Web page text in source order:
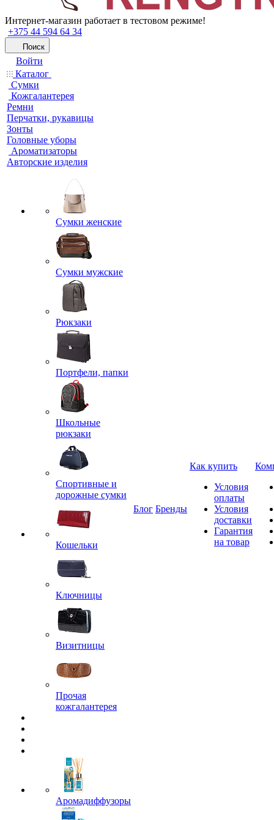
Интернет-магазин работает в тестовом режиме!
+375 44 594 64 34
Поиск
Войти
Каталог
Сумки
Кожгалантерея
Ремни
Перчатки, рукавицы
Зонты
Головные уборы
Ароматизаторы
Авторские изделия
Сумки женские
Сумки мужские
Рюкзаки
Портфели, папки
Школьные
рюкзаки
Спортивные и
дорожные сумки
Кошельки
Ключницы
Визитницы
Прочая
кожгалантерея
Аромадиффузоры
Блог Бренды
Как купить
Условия
оплаты
Условия
доставки
Гарантия
на товар